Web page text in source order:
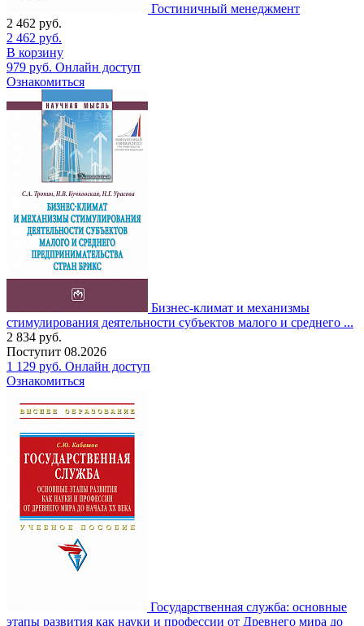
Гостиничный менеджмент
2 462 руб.
2 462 руб.
В корзину
979 руб. Онлайн доступ
Ознакомиться
Бизнес-климат и механизмы
стимулирования деятельности субъектов малого и среднего ...
2 834 руб.
Поступит 08.2026
1 129 руб. Онлайн доступ
Ознакомиться
Государственная служба: основные
этапы развития как науки и профессии от Древнего мира до